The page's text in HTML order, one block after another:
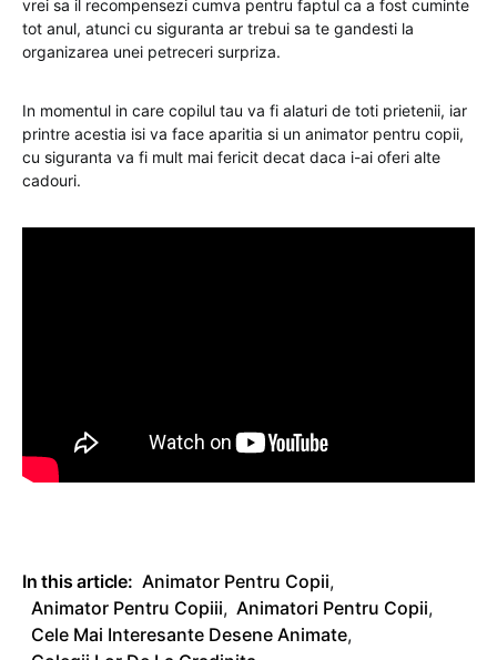
vrei sa il recompensezi cumva pentru faptul ca a fost cuminte
tot anul, atunci cu siguranta ar trebui sa te gandesti la
organizarea unei petreceri surpriza.
In momentul in care copilul tau va fi alaturi de toti prietenii, iar
printre acestia isi va face aparitia si un animator pentru copii,
cu siguranta va fi mult mai fericit decat daca i-ai oferi alte
cadouri.
In this article: Animator Pentru Copii,
Animator Pentru Copiii, Animatori Pentru Copii,
Cele Mai Interesante Desene Animate,